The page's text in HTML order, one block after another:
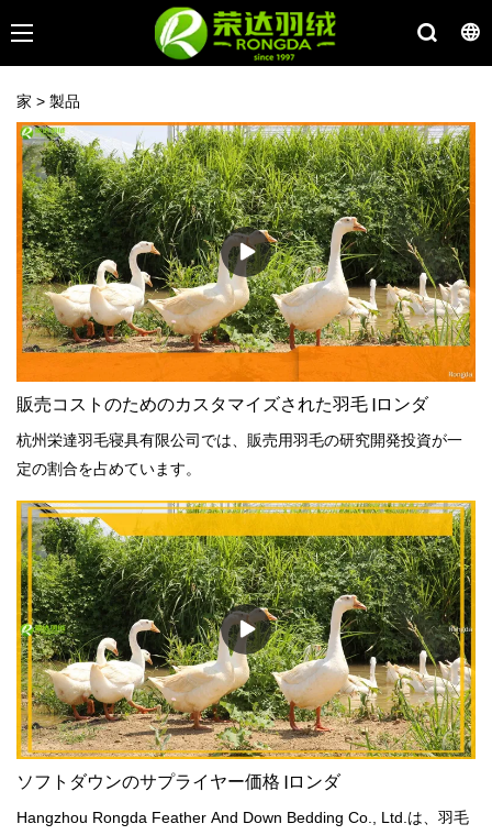
家 > 製品
販売コストのためのカスタマイズされた羽毛 |ロンダ
杭州栄達羽毛寝具有限公司では、販売用羽毛の研究開発投資が一
定の割合を占めています。
ソフトダウンのサプライヤー価格 |ロンダ
Hangzhou Rongda Feather And Down Bedding Co., Ltd.は、羽毛